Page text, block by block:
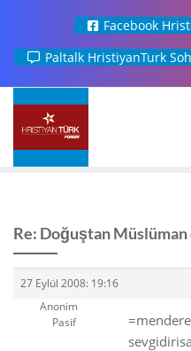
Facebook
Paltalk HristiyanTurk
Re: Doğuştan
27 Eylül 2008: 19:16
Anonim
Pasif